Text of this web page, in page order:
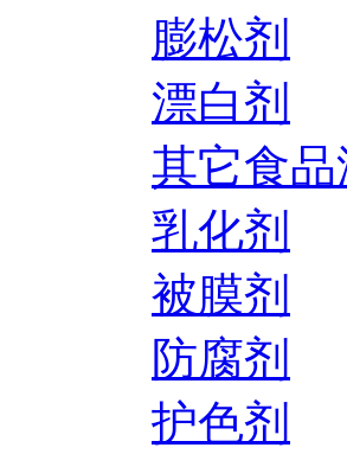
膨松剂
漂白剂
其它食品
乳化剂
被膜剂
防腐剂
护色剂